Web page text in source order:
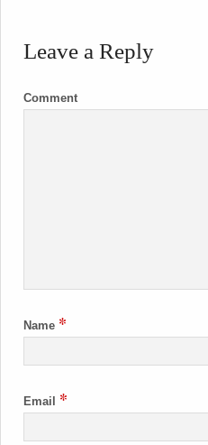
Leave a Reply
Comment
Name *
Email *